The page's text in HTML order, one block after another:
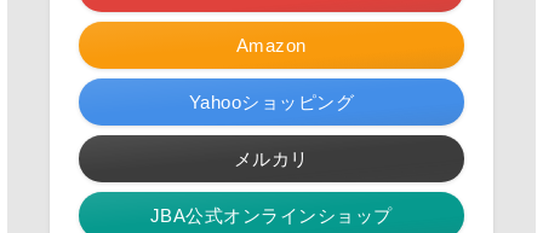
Amazon
Yahooショッピング
メルカリ
JBA公式オンラインショップ